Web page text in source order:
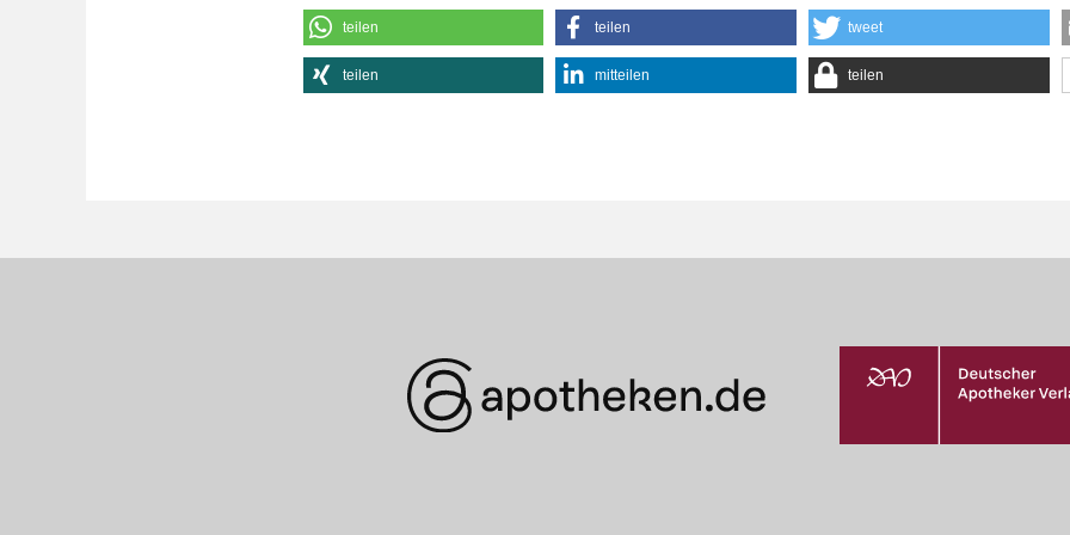
teilen teilen tweet
teilen mitteilen teilen